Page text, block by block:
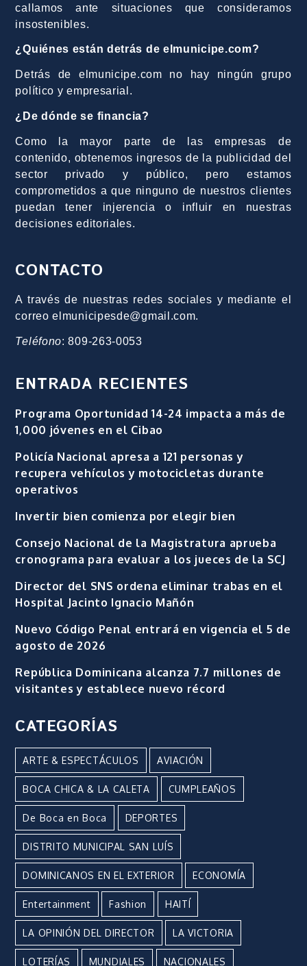
callamos ante situaciones que consideramos
insostenibles.
¿Quiénes están detrás de elmunicipe.com?
Detrás de elmunicipe.com no hay ningún grupo
político y empresarial.
¿De dónde se financia?
Como la mayor parte de las empresas de
contenido, obtenemos ingresos de la publicidad del
sector privado y público, pero estamos
comprometidos a que ninguno de nuestros clientes
puedan tener injerencia o influir en nuestras
decisiones editoriales.
CONTACTO
A través de nuestras redes sociales y mediante el
correo elmunicipesde@gmail.com.
Teléfono: 809-263-0053
ENTRADA RECIENTES
Programa Oportunidad 14-24 impacta a más de
1,000 jóvenes en el Cibao
Policía Nacional apresa a 121 personas y
recupera vehículos y motocicletas durante
operativos
Invertir bien comienza por elegir bien
Consejo Nacional de la Magistratura aprueba
cronograma para evaluar a los jueces de la SCJ
Director del SNS ordena eliminar trabas en el
Hospital Jacinto Ignacio Mañón
Nuevo Código Penal entrará en vigencia el 5 de
agosto de 2026
República Dominicana alcanza 7.7 millones de
visitantes y establece nuevo récord
CATEGORÍAS
ARTE & ESPECTÁCULOS AVIACIÓN
BOCA CHICA & LA CALETA CUMPLEAÑOS
De Boca en Boca DEPORTES
DISTRITO MUNICIPAL SAN LUÍS
DOMINICANOS EN EL EXTERIOR ECONOMÍA
Entertainment Fashion HAITÍ
LA OPINIÓN DEL DIRECTOR LA VICTORIA
LOTERÍAS MUNDIALES NACIONALES